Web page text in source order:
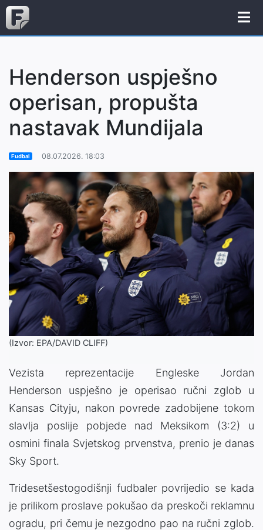
Henderson uspješno
operisan, propušta
nastavak Mundijala
Fudbal 08.07.2026. 18:03
(Izvor: EPA/DAVID CLIFF)
Vezista reprezentacije Engleske Jordan
Henderson uspješno je operisao ručni zglob u
Kansas Cityju, nakon povrede zadobijene tokom
slavlja poslije pobjede nad Meksikom (3:2) u
osmini finala Svjetskog prvenstva, prenio je danas
Sky Sport.
Tridesetšestogodišnji fudbaler povrijedio se kada
je prilikom proslave pokušao da preskoči reklamnu
ogradu, pri čemu je nezgodno pao na ručni zglob.